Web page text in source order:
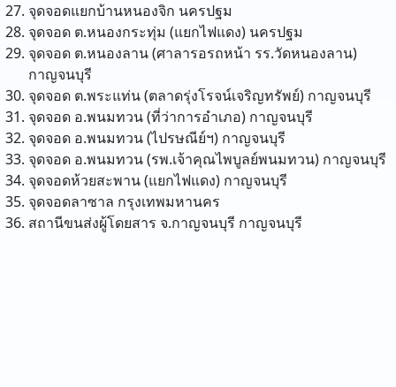
จุดจอดแยกบ้านหนองจิก นครปฐม
จุดจอด ต.หนองกระทุ่ม (แยกไฟแดง) นครปฐม
จุดจอด ต.หนองลาน (ศาลารอรถหน้า รร.วัดหนองลาน)
กาญจนบุรี
จุดจอด ต.พระแท่น (ตลาดรุ่งโรจน์เจริญทรัพย์) กาญจนบุรี
จุดจอด อ.พนมทวน (ที่ว่าการอำเภอ) กาญจนบุรี
จุดจอด อ.พนมทวน (ไปรษณีย์ฯ) กาญจนบุรี
จุดจอด อ.พนมทวน (รพ.เจ้าคุณไพบูลย์พนมทวน) กาญจนบุรี
จุดจอดห้วยสะพาน (แยกไฟแดง) กาญจนบุรี
จุดจอดลาซาล กรุงเทพมหานคร
สถานีขนส่งผู้โดยสาร จ.กาญจนบุรี กาญจนบุรี